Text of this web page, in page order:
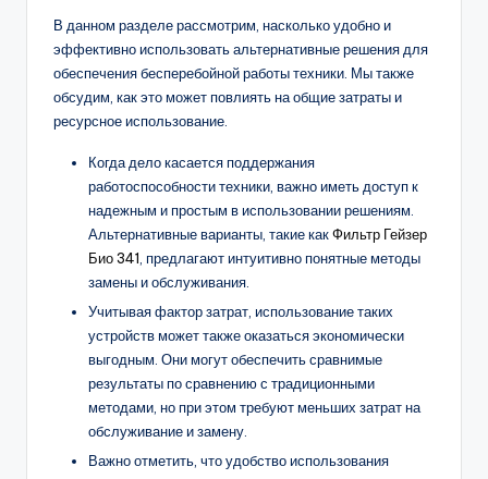
В данном разделе рассмотрим, насколько удобно и
эффективно использовать альтернативные решения для
обеспечения бесперебойной работы техники. Мы также
обсудим, как это может повлиять на общие затраты и
ресурсное использование.
Когда дело касается поддержания
работоспособности техники, важно иметь доступ к
надежным и простым в использовании решениям.
Альтернативные варианты, такие какФильтр Гейзер
Био 341, предлагают интуитивно понятные методы
замены и обслуживания.
Учитывая фактор затрат, использование таких
устройств может также оказаться экономически
выгодным. Они могут обеспечить сравнимые
результаты по сравнению с традиционными
методами, но при этом требуют меньших затрат на
обслуживание и замену.
Важно отметить, что удобство использования